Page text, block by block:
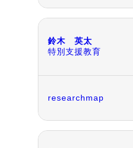
鈴木 英太
特別支援教育
researchmap